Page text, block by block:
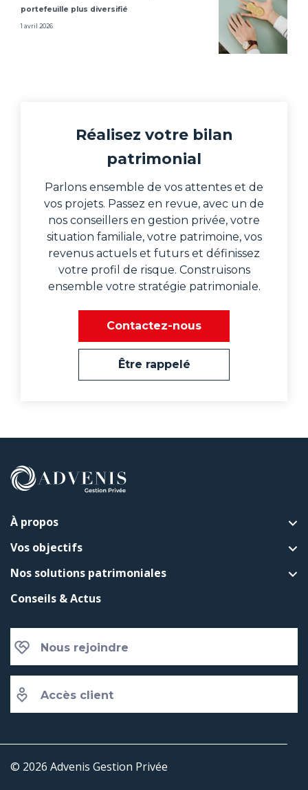
portefeuille plus diversifié
1 avril 2026
Réalisez votre bilan
patrimonial
Parlons ensemble de vos attentes et de
vos projets. Passez en revue, avec un de
nos conseillers en gestion privée, votre
situation familiale, votre patrimoine, vos
revenus actuels et futurs et définissez
votre profil de risque. Construisons
ensemble votre stratégie patrimoniale.
Contactez-nous
Être rappelé
À propos
Vos objectifs
Nos solutions patrimoniales
Conseils & Actus
Nous rejoindre
Accès client
© 2026 Advenis Gestion Privée